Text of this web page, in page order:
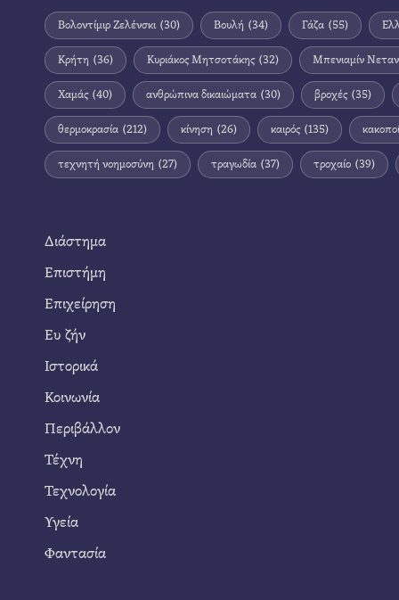
Βολοντίμιρ Ζελένσκι (30) Βουλή (34) Γάζα (55)
Κρήτη (36) Κυριάκος Μητσοτάκης (32) Μπενιαμίν
Χαμάς (40) ανθρώπινα δικαιώματα (30) βροχές (35)
θερμοκρασία (212) κίνηση (26) καιρός (135)
τεχνητή νοημοσύνη (27) τραγωδία (37) τροχαίο (39)
Διάστημα
Επιστήμη
Επιχείρηση
Ευ ζήν
Ιστορικά
Κοινωνία
Περιβάλλον
Τέχνη
Τεχνολογία
Υγεία
Φαντασία